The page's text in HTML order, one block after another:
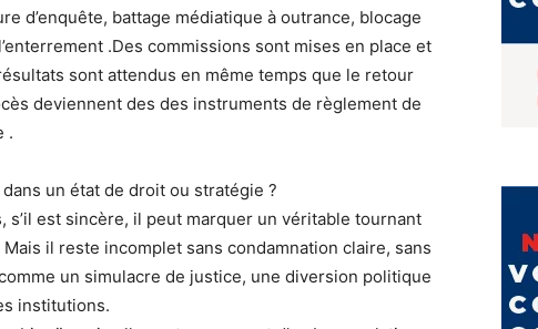
d’enquête, battage médiatique à outrance, blocage
.Des commissions sont mises en place et
sont attendus en même temps que le retour
deviennent des des instruments de règlement de
.
un état de droit ou stratégie ?
est sincère, il peut marquer un véritable tournant
il reste incomplet sans condamnation claire, sans
un simulacre de justice, une diversion politique
institutions.